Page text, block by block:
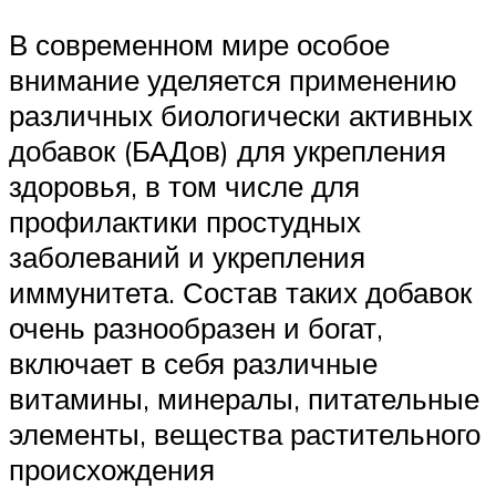
В современном мире особое
внимание уделяется применению
различных биологически активных
добавок (БАДов) для укрепления
здоровья, в том числе для
профилактики простудных
заболеваний и укрепления
иммунитета. Состав таких добавок
очень разнообразен и богат,
включает в себя различные
витамины, минералы, питательные
элементы, вещества растительного
происхождения